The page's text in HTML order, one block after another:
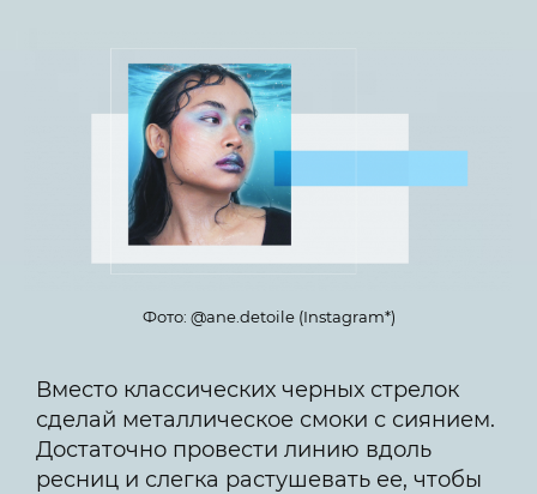
Фото: @ane.detoile (Instagram*)
Вместо классических черных стрелок
сделай металлическое смоки с сиянием.
Достаточно провести линию вдоль
ресниц и слегка растушевать ее, чтобы